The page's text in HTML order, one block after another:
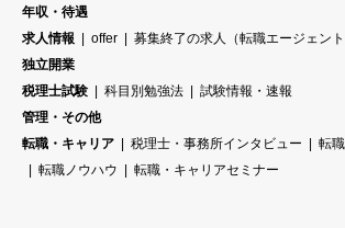
年収・待遇
求人情報
offer
募集終了の求人（転職エージェント
独立開業
税理士試験
科目別勉強法
試験情報・速報
管理・その他
転職・キャリア
税理士・事務所インタビュー
転
転職ノウハウ
転職・キャリアセミナー